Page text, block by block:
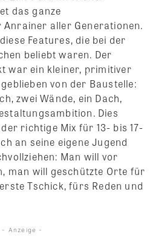
das ganze
aller Generationen.
Features, die bei der
beliebt waren. Der
war ein kleiner, primitiver
von der Baustelle:
zwei Wände, ein Dach,
Dies
richtige Mix für 13- bis 17-
an seine eigene Jugend
Man will vor
man will geschützte Orte für
Tschick, fürs Reden und
- Anzeige -